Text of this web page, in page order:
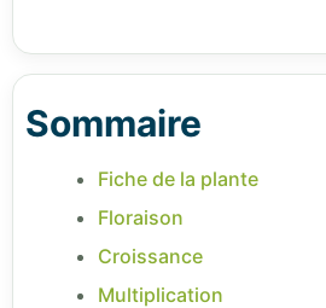
Sommaire
Fiche de la plante
Floraison
Croissance
Multiplication